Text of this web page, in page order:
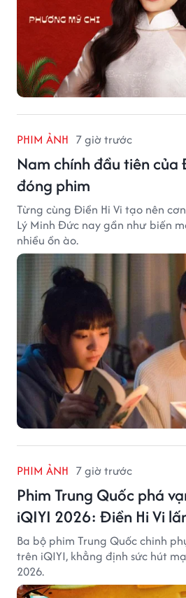
PHIM ẢNH 7 giờ trước
Nam chính đầu tiên của
đóng phim
Từng cùng Điền Hi Vi tạo nên
Lý Minh Đức nay gần như biến
nhiều ồn ào.
PHIM ẢNH 7 giờ trước
Phim Trung Quốc phá
iQIYI 2026: Điền Hi Vi
Ba bộ phim Trung Quốc chinh
trên iQIYI, khẳng định sức hút
2026.